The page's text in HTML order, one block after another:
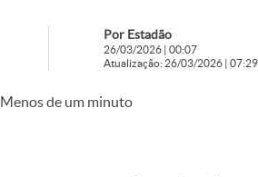
Por Estadão
26/03/2026 | 00:07
Atualização: 26/03/2026 | 07:29
Menos de um minuto